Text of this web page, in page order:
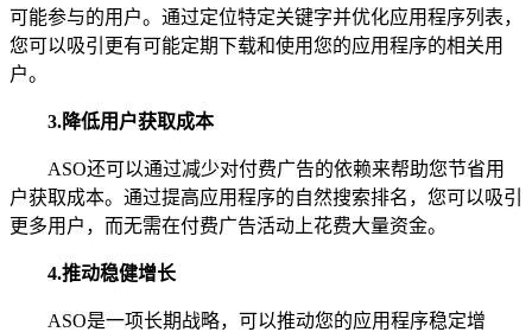
可能参与的用户。通过定位特定关键字并优化应用程序列表，
您可以吸引更有可能定期下载和使用您的应用程序的相关用
户。
3.降低用户获取成本
ASO还可以通过减少对付费广告的依赖来帮助您节省用
户获取成本。通过提高应用程序的自然搜索排名，您可以吸引
更多用户，而无需在付费广告活动上花费大量资金。
4.推动稳健增长
ASO是一项长期战略，可以推动您的应用程序稳定增